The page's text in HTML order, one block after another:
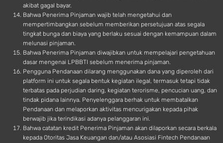
akibat gagal bayar.
Bahwa Penerima Pinjaman wajib telah mengetahui dan
mempertimbangkan sebelum memberikan persetujuan atas segala
tingkat bunga dan biaya yang berlaku sesuai dengan kemampuan dalam
melunasi pinjaman.
Bahwa Penerima Pinjaman diwajibkan untuk mempelajari pengetahuan
dasar mengenai LPBBTI sebelum menerima pinjaman.
Pengguna Pendanaan dilarang menggunakan dana yang diperoleh dari
platform ini untuk segala bentuk kegiatan ilegal, termasuk tetapi tidak
terbatas pada perjudian daring, kegiatan terorisme, pencucian uang, dan
tindak pidana lainnya. Penyelenggara berhak untuk membatalkan
Pendanaan dan melaporkan aktivitas mencurigakan kepada pihak
berwajib jika terindikasi adanya pelanggaran ini.
Bahwa catatan kredit Penerima Pinjaman akan dilaporkan secara berkala
kepada Otoritas Jasa Keuangan dan/atau Asosiasi Fintech Pendanaan